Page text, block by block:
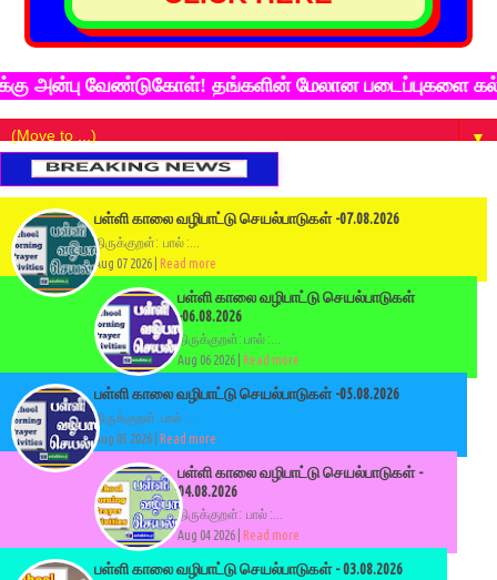
வேண்டுகோள்! தங்களின் மேலான படைப்புகளை
▼
பள்ளி காலை வழிபாட்டு செயல்பாடுகள் -07.08.2026
திருக்குறள்: பால் :...
Aug 07 2026 |
Read more
பள்ளி காலை வழிபாட்டு செயல்பாடுகள்
-06.08.2026
திருக்குறள்: பால் :...
Aug 06 2026 | Read more
பள்ளி காலை வழிபாட்டு செயல்பாடுகள் -05.08.2026
திருக்குறள்: பால் :...
Aug 05 2026 | Read more
பள்ளி காலை வழிபாட்டு செயல்பாடுகள் -
04.08.2026
திருக்குறள்: பால் :...
Aug 04 2026 |
Read more
பள்ளி காலை வழிபாட்டு செயல்பாடுகள் - 03.08.2026